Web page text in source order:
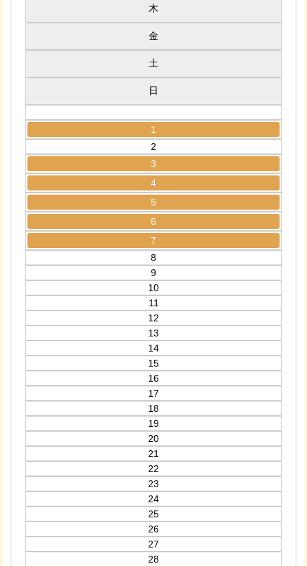
木
金
土
日
1
2
3
4
5
6
7
8
9
10
11
12
13
14
15
16
17
18
19
20
21
22
23
24
25
26
27
28